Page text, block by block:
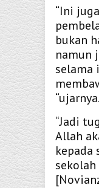
“Ini
bukan
namun
selama
“ujarnya.
“Jadi
Allah
kepada
sekolah